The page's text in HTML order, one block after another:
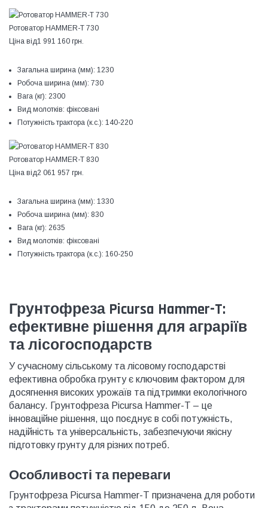
Ротоватор HAMMER-T 730
Ціна від1 991 160 грн.
Загальна ширина (мм): 1230
Робоча ширина (мм): 730
Вага (кг): 2300
Вид молотків: фіксовані
Потужність трактора (к.с.): 140-220
Ротоватор HAMMER-T 830
Ціна від2 061 957 грн.
Загальна ширина (мм): 1330
Робоча ширина (мм): 830
Вага (кг): 2635
Вид молотків: фіксовані
Потужність трактора (к.с.): 160-250
Грунтофреза Picursa Hammer-T:
ефективне рішення для аграріїв
та лісогосподарств
У сучасному сільському та лісовому господарстві
ефективна обробка грунту є ключовим фактором для
досягнення високих урожаїв та підтримки екологічного
балансу. Грунтофреза Picursa Hammer-T – це
інноваційне рішення, що поєднує в собі потужність,
надійність та універсальність, забезпечуючи якісну
підготовку грунту для різних потреб.
Особливості та переваги
Грунтофреза Picursa Hammer-T призначена для роботи